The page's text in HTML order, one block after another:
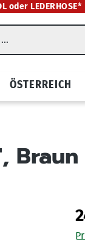
oder LEDERHOSE*
ÖSTERREICH
Braun